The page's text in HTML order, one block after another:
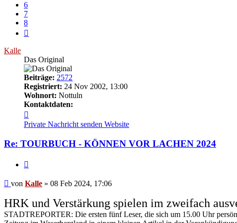
6
7
8
Kalle
Das Original
Beiträge: 2572
Registriert: 24 Nov 2002, 13:00
Wohnort: Nottuln
Kontaktdaten:
von
Kalle
Private Nachricht senden Website
Re: TOURBUCH - KÖNNEN VOR LACHEN 2024
Beitrag
von Kalle » 08 Feb 2024, 17:06
HRK und Verstärkung spielen im zweifach
STADTREPORTER: Die ersten fünf Leser, die sich um 15.00 Uhr